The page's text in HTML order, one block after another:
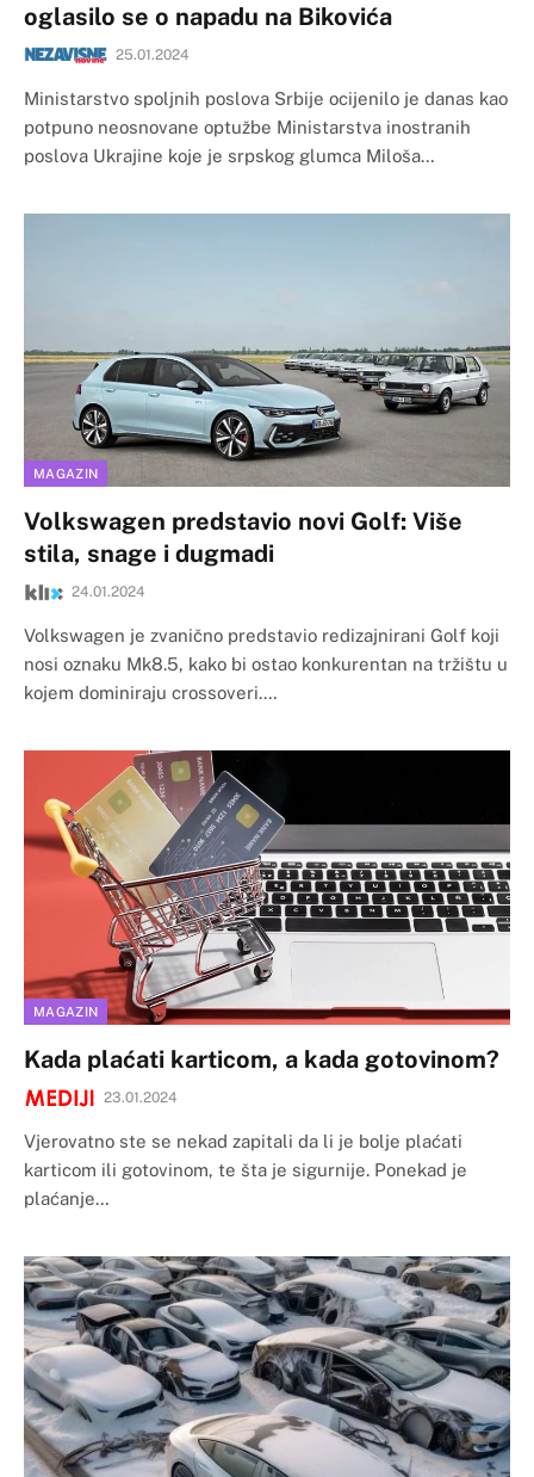
oglasilo se o napadu na Bikovića
25.01.2024
Ministarstvo spoljnih poslova Srbije ocijenilo je danas kao
potpuno neosnovane optužbe Ministarstva inostranih
poslova Ukrajine koje je srpskog glumca Miloša…
MAGAZIN
Volkswagen predstavio novi Golf: Više
stila, snage i dugmadi
24.01.2024
Volkswagen je zvanično predstavio redizajnirani Golf koji
nosi oznaku Mk8.5, kako bi ostao konkurentan na tržištu u
kojem dominiraju crossoveri.…
MAGAZIN
Kada plaćati karticom, a kada gotovinom?
23.01.2024
Vjerovatno ste se nekad zapitali da li je bolje plaćati
karticom ili gotovinom, te šta je sigurnije. Ponekad je
plaćanje…